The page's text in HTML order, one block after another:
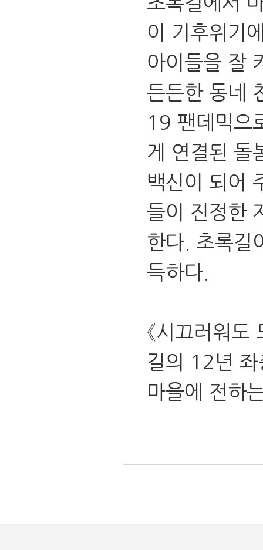
이 기후위기
아이들을 잘
든든한 동네
19 팬데믹으
게 연결된 돌
백신이 되어
들이 진정한
한다. 초록길
득하다.
《시끄러워도
길의 12년 좌
마을에 전하